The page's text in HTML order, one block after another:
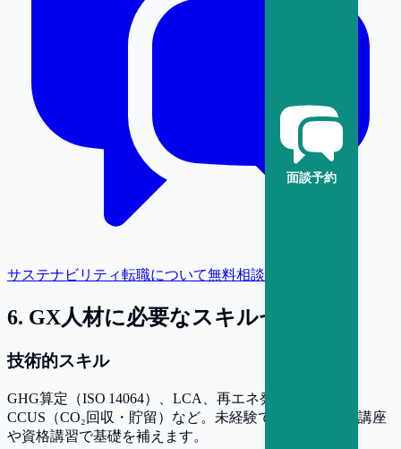
面談予約
サステナビリティ転職について無料相談
6. GX人材に必要なスキルセット
技術的スキル
GHG算定（ISO 14064）、LCA、再エネ発電設備設計、
CCUS（CO₂回収・貯留）など。未経験でもオンライン講座
や資格講習で基礎を補えます。